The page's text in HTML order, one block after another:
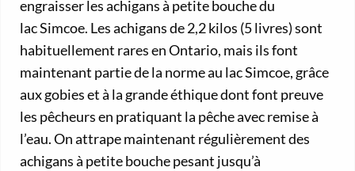
engraisser les achigans à petite bouche du
lac Simcoe. Les achigans de 2,2 kilos (5 livres) sont
habituellement rares en Ontario, mais ils font
maintenant partie de la norme au lac Simcoe, grâce
aux gobies et à la grande éthique dont font preuve
les pêcheurs en pratiquant la pêche avec remise à
l’eau. On attrape maintenant régulièrement des
achigans à petite bouche pesant jusqu’à